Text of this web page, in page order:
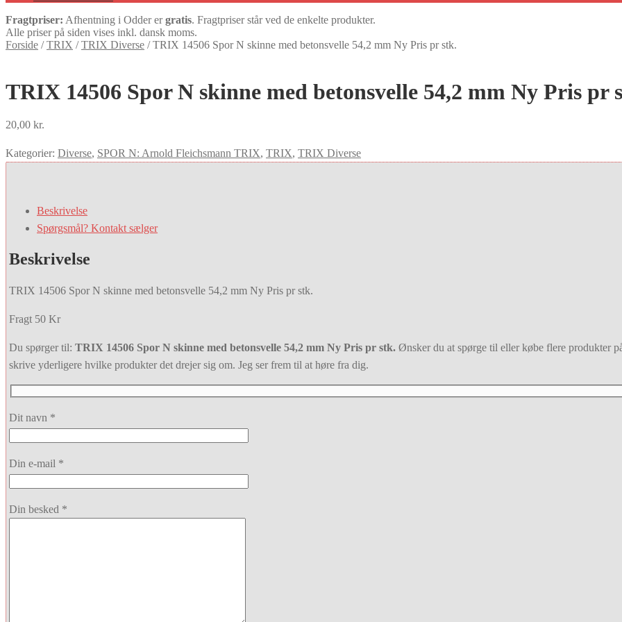
Fragtpriser: Afhentning i Odder ergratis. Fragtpriser står ved de enkelte produkter.
Alle priser på siden vises inkl. dansk moms.
Forside /TRIX /TRIX Diverse /TRIX 14506 Spor N skinne med betonsvelle 54,2 mm Ny Pris pr stk.
TRIX 14506 Spor N skinne med betonsvelle 54,2 mm Ny Pris pr
20,00 kr.
Kategorier: Diverse, SPOR N: Arnold Fleichsmann TRIX, TRIX, TRIX Diverse
Beskrivelse
Spørgsmål? Kontakt sælger
Beskrivelse
TRIX 14506 Spor N skinne med betonsvelle 54,2 mm Ny Pris pr stk.
Fragt 50 Kr
Du spørger til: TRIX 14506 Spor N skinne med betonsvelle 54,2 mm Ny Pris pr stk. Ønsker du at spørge til eller købe flere produkter
skrive yderligere hvilke produkter det drejer sig om. Jeg ser frem til at høre fra dig.
Dit navn *
Din e-mail *
Din besked *